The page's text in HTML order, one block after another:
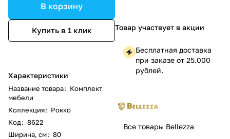
В корзину
Купить в 1 клик
Характеристики
Название товара: Комплект
мебели
Коллекция: Рокко
Код: 8622
Ширина, см: 80
Товар участвует в акции
Бесплатная доставка
при заказе от 25.000
рублей.
Все товары Bellezza